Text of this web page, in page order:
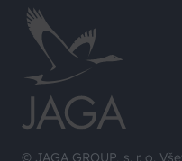
© JAGA GROUP, s. r. o.